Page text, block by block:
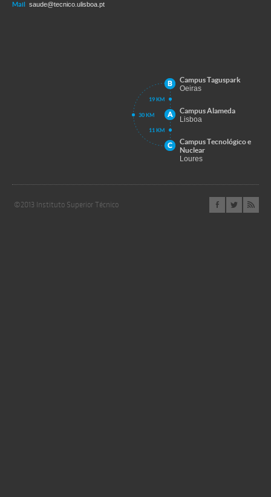
Mail saude@tecnico.ulisboa.pt
Campus Taguspark
Oeiras
Campus Alameda
Lisboa
Campus Tecnológico e
Nuclear
Loures
©2013 Instituto Superior Técnico